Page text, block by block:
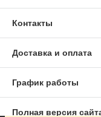
Контакты
Доставка и оплата
График работы
Полная версия